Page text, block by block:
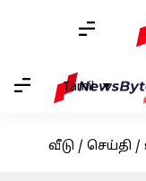
Tamil
வீடு / செய்தி /